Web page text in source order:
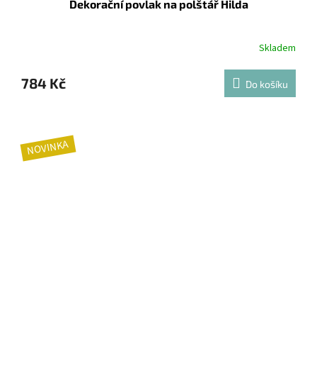
Dekorační povlak na polštář Hilda
Skladem
784 Kč Do košíku
NOVINKA